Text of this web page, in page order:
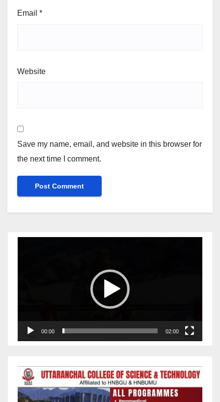
Email *
Website
Save my name, email, and website in this browser for
the next time I comment.
00:00 02:00